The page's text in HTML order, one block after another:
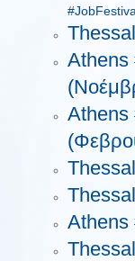
Athens
Athens
Athens